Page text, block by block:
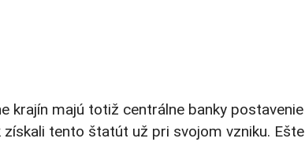
krajín majú totiž centrálne banky postavenie
tento štatút už pri svojom vzniku. Ešte